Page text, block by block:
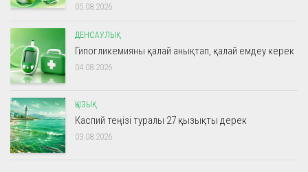
05.08.2026
ДЕНСАУЛЫҚ
Гипогликемияны қалай анықтап, қалай емдеу керек
04.08.2026
ҚЫЗЫҚ
Каспий теңізі туралы 27 қызықты дерек
03.08.2026